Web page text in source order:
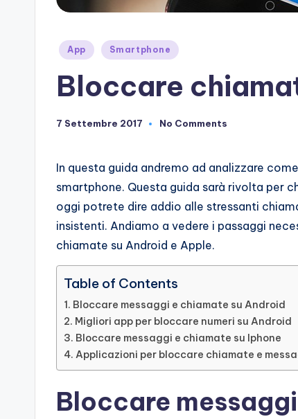
Posted
App Smartphone
Bloccare
7 Settembre 2017 No Comments
In questa guida andremo ad analizzare
smartphone. Questa guida sarà rivolta per
oggi potrete dire addio alle stressanti
insistenti. Andiamo a vedere i passaggi
chiamate su Android e Apple.
Table of Contents
Bloccare messaggi e chiamate su Android
Migliori app per bloccare numeri su Android
Bloccare messaggi e chiamate su Iphone
Applicazioni per bloccare chiamate e
Bloccare